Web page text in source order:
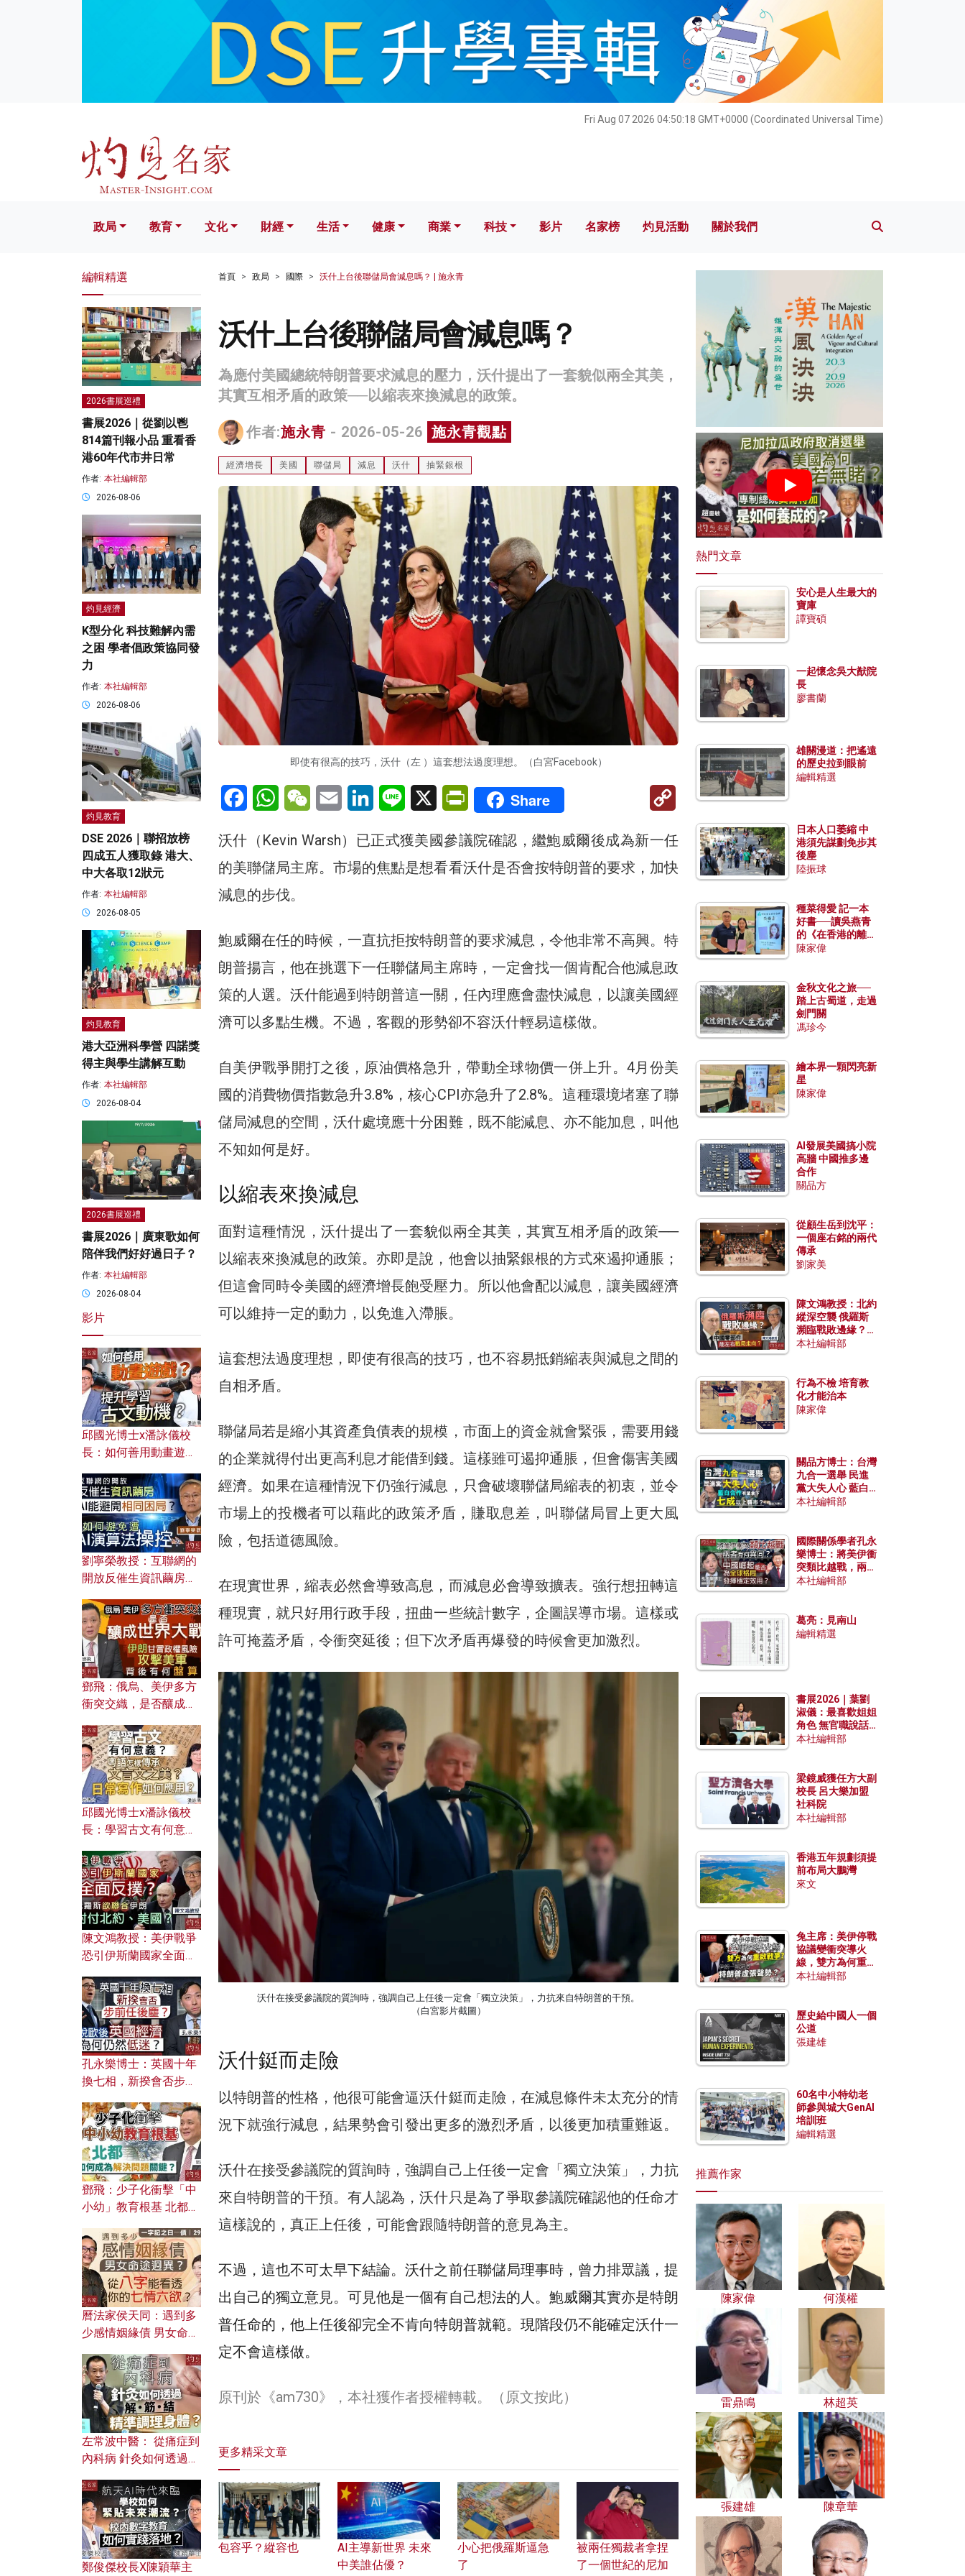
Fri Aug 07 2026 04:50:20 GMT+0000 (Coordinated Universal Time)
文化 財經 生活 健康 科技 影片 名家榜 灼見活動 關於我們
政局 教育 文化 財經 生活 健康 商業 科技 影片 名家榜 灼見活動 關於我們
首頁 政局 國際 沃什上台後聯儲局會減息嗎？ | 施永青
沃什上台後聯儲局會減息嗎？
為應付美國總統特朗普要求減息的壓力，沃什提出了一套貌似兩全其美，
其實互相矛盾的政策──以縮表來換減息的政策。
作者:施永青 - 2026-05-26 施永青觀點
經濟增長 美國 聯儲局 減息 沃什 抽緊銀根
即使有很高的技巧，沃什（左 ）這套想法過度理想。（白宮Facebook）
FacebookWhatsAppWeChatEmail LinkedInLine X PrintFriendly
Share
Copy
Link
沃什（Kevin Warsh）已正式獲美國參議院確認，繼鮑威爾後成為新一任
的美聯儲局主席。市場的焦點是想看看沃什是否會按特朗普的要求，加快
減息的步伐。
鮑威爾在任的時候，一直抗拒按特朗普的要求減息，令他非常不高興。特
朗普揚言，他在挑選下一任聯儲局主席時，一定會找一個肯配合他減息政
策的人選。沃什能過到特朗普這一關，任內理應會盡快減息，以讓美國經
濟可以多點生機。不過，客觀的形勢卻不容沃什輕易這樣做。
自美伊戰爭開打之後，原油價格急升，帶動全球物價一併上升。4月份美
國的消費物價指數急升3.8%，核心CPI亦急升了2.8%。這種環境堵塞了聯
儲局減息的空間，沃什處境應十分困難，既不能減息、亦不能加息，叫他
不知如何是好。
以縮表來換減息
面對這種情況，沃什提出了一套貌似兩全其美，其實互相矛盾的政策──
以縮表來換減息的政策。亦即是說，他會以抽緊銀根的方式來遏抑通脹；
但這會同時令美國的經濟增長飽受壓力。所以他會配以減息，讓美國經濟
可以維持一定的動力，以免進入滯脹。
這套想法過度理想，即使有很高的技巧，也不容易抵銷縮表與減息之間的
自相矛盾。
聯儲局若是縮小其資產負債表的規模，市面上的資金就會緊張，需要用錢
的企業就得付出更高利息才能借到錢。這樣雖可遏抑通脹，但會傷害美國
經濟。如果在這種情況下仍強行減息，只會破壞聯儲局縮表的初衷，並令
市場上的投機者可以藉此的政策矛盾，賺取息差，叫聯儲局冒上更大風
險，包括道德風險。
在現實世界，縮表必然會導致高息，而減息必會導致擴表。強行想扭轉這
種現實，就只好用行政手段，扭曲一些統計數字，企圖誤導市場。這樣或
許可掩蓋矛盾，令衝突延後；但下次矛盾再爆發的時候會更加激烈。
沃什在接受參議院的質詢時，強調自己上任後一定會「獨立決策」，力抗來自特朗普的干預。
（白宮影片截圖）
沃什鋌而走險
以特朗普的性格，他很可能會逼沃什鋌而走險，在減息條件未太充分的情
況下就強行減息，結果勢會引發出更多的激烈矛盾，以後更加積重難返。
沃什在接受參議院的質詢時，強調自己上任後一定會「獨立決策」，力抗
來自特朗普的干預。有人認為，沃什只是為了爭取參議院確認他的任命才
這樣說的，真正上任後，可能會跟隨特朗普的意見為主。
不過，這也不可太早下結論。沃什之前任聯儲局理事時，曾力排眾議，提
出自己的獨立意見。可見他是一個有自己想法的人。鮑威爾其實亦是特朗
普任命的，他上任後卻完全不肯向特朗普就範。現階段仍不能確定沃什一
定不會這樣做。
原刊於《am730》，本社獲作者授權轉載。 （原文按此）
更多精采文章
包容乎？縱容也
AI主導新世界 未來
中美誰佔優？
小心把俄羅斯逼急
了
被兩任獨裁者拿捏
了一個世紀的尼加
編輯精選
2026書展巡禮
書展2026｜從劉以鬯
814篇刊報小品 重看香
港60年代市井日常
作者: 本社編輯部
2026-08-06
灼見經濟
K型分化 科技難解內需
之困 學者倡政策協同發
力
作者: 本社編輯部
2026-08-06
灼見教育
DSE 2026｜聯招放榜
四成五人獲取錄 港大、
中大各取12狀元
作者: 本社編輯部
2026-08-05
灼見教育
港大亞洲科學營 四諾獎
得主與學生講解互動
作者: 本社編輯部
2026-08-04
2026書展巡禮
書展2026｜廣東歌如何
陪伴我們好好過日子？
作者: 本社編輯部
2026-08-04
影片
邱國光博士x潘詠儀校
長：如何善用動畫遊戲
劉寧榮教授：互聯網的
開放反催生資訊繭房，
何避免遭AI演算法操
控？
鄧飛：俄烏、美伊多方
衝突交織，是否釀成世
風險攻擊美軍，背後有
何盤算？
邱國光博士x潘詠儀校
長：學習古文有何意
文之美？ 日常寫作如何
應用？
陳文鴻教授：美伊戰爭
恐引伊斯蘭國家全面反
對付北約美國？
孔永樂博士：英國十年
換七相，新揆會否步前
濟為何仍然低迷？
鄧飛：少子化衝擊「中
小幼」教育根基 北都如
曆法家侯天同：遇到多
少感情姻緣債 男女命途
的七情六欲？
左常波中醫： 從痛症到
內科病 針灸如何透過解
鄭俊傑校長X陳穎華主
熱門文章
安心是人生最大的
寶庫
譚寶碩
一起懷念吳大猷院
長
廖書蘭
雄關漫道：把遙遠
的歷史拉到眼前
編輯精選
日本人口萎縮 中
港須先謀劃免步其
後塵
陸振球
種菜得愛 記一本
好書──讀吳燕青
的《在香港的離島
種菜》
陳家偉
金秋文化之旅──
踏上古蜀道，走過
劍門關
馮珍今
繪本界一顆閃亮新
星
陳家偉
AI發展美國搞小院
高牆 中國推多邊
合作
關品方
從顧生岳到沈平：
一個座右銘的兩代
傳承
劉家美
陳文鴻教授：北約
縱深空襲 俄羅斯
瀕臨戰敗邊緣？中
國零部件能左右戰
本社編輯部
行為不檢 培育教
化才能治本
陳家偉
關品方博士：台灣
九合一選舉 民進
黨大失人心 藍白
合作有望拿下七成
本社編輯部
國際關係學者孔永
樂博士：將美伊衝
突類比越戰，兩者
有何異同？中國崛
本社編輯部
葛亮：見南山
編輯精選
書展2026｜葉劉
淑儀：最喜歡姐姐
角色 無官職說話
包袱少
本社編輯部
梁鏡威獲任方大副
校長 呂大樂加盟
社科院
本社編輯部
香港五年規劃須提
前布局大鵬灣
來文
兔主席：美伊停戰
協議變衝突導火
線，雙方為何重啟
戰爭？伊朗一早洞
本社編輯部
歷史給中國人一個
公道
張建雄
60名中小特幼老
師參與城大GenAI
培訓班
編輯精選
推薦作家
陳家偉 何漢權
雷鼎鳴 林超英
張建雄 陳章華